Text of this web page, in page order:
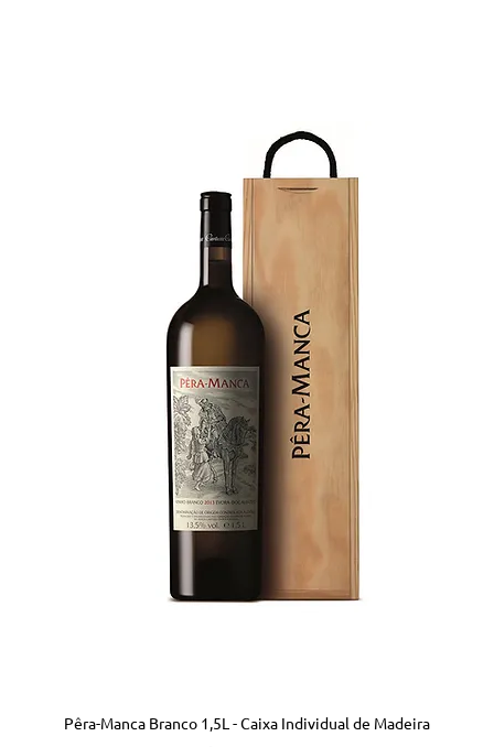
Pêra-Manca Branco 1,5L - Caixa Individual de Madeira